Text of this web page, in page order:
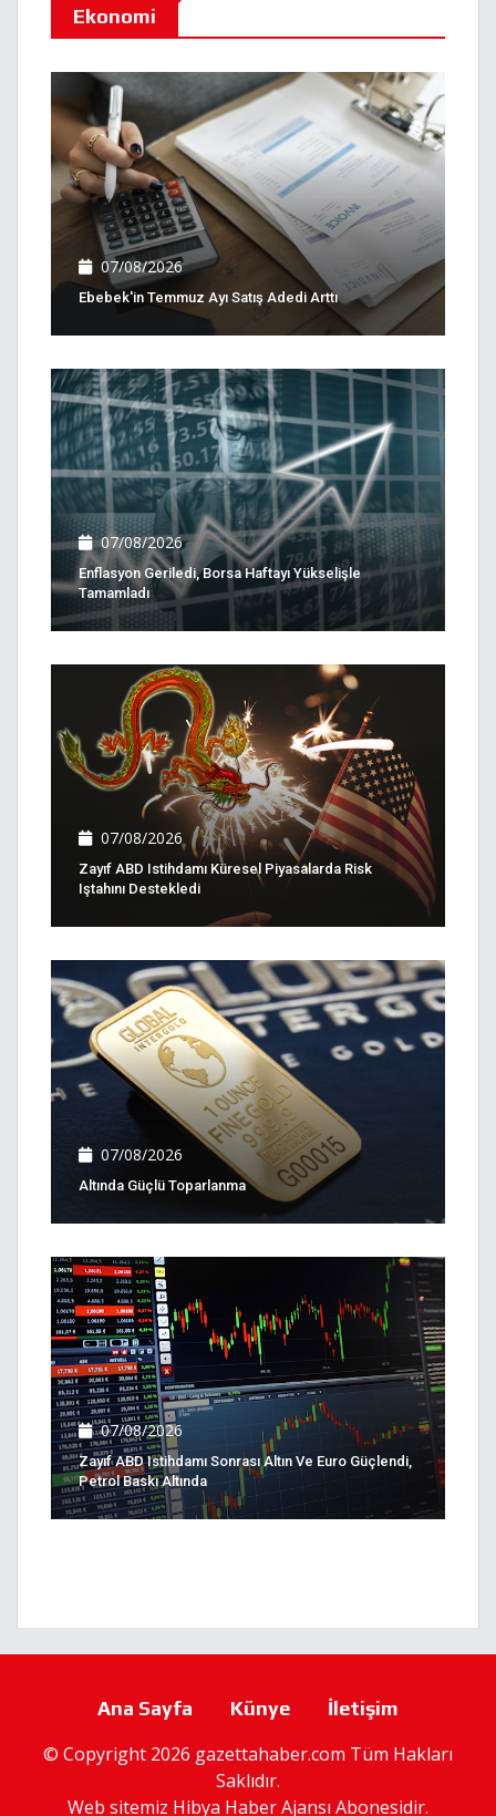
Ekonomi
07/08/2026
Ebebek'in Temmuz Ayı Satış Adedi Arttı
07/08/2026
Enflasyon Geriledi, Borsa Haftayı Yükselişle
Tamamladı
07/08/2026
Zayıf ABD Istihdamı Küresel Piyasalarda Risk
Iştahını Destekledi
07/08/2026
Altında Güçlü Toparlanma
07/08/2026
Zayıf ABD Istihdamı Sonrası Altın Ve Euro Güçlendi,
Petrol Baskı Altında
Ana Sayfa Künye İletişim
© Copyright 2026 gazettahaber.com Tüm Hakları
Saklıdır.
Web sitemiz Hibya Haber Ajansı Abonesidir.